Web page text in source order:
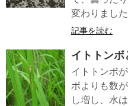
変わりまし
記事を読む
イトトンボ
イトトンボ
ボよりも数
し増し、水